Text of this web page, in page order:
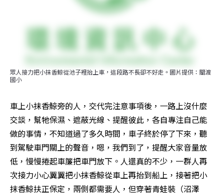
眾人接力把小抹香鯨從池子裡抬上車，這段路不長卻不好走。圖片提供：關渡
國小
車上小抹香鯨旁的人，交代完注意事項後，一路上沒什麼
交談，幫牠保濕、遮蔽光線、提醒彼此，各自專注自己能
做的事情，不知道過了多久時間，車子終於停了下來，聽
到駕駛車門關上的聲音，嗯，我們到了，提醒大家音量放
低，慢慢捲起車簾把車門放下。人還真的不少，一群人再
次接力小心翼翼把小抹香鯨從車上再抬到船上，接著把小
抹香鯨扶正保定，兩側都需要人，但穿著青蛙裝（沼澤